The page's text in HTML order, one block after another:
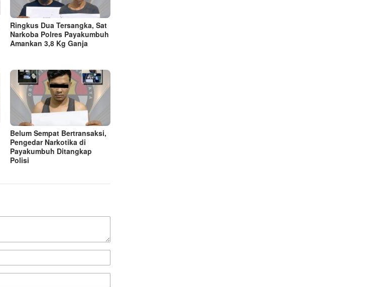
Ringkus Dua Tersangka, Sat
Narkoba Polres Payakumbuh
Amankan 3,8 Kg Ganja
Belum Sempat Bertransaksi,
Pengedar Narkotika di
Payakumbuh Ditangkap
Polisi